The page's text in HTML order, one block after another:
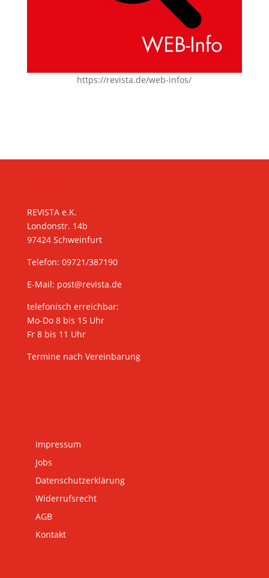
https://revista.de/web-infos/
REVISTA e.K.
Londonstr. 14b
97424 Schweinfurt
Telefon: 09721/387190
E-Mail: post@revista.de
telefonisch erreichbar:
Mo-Do 8 bis 15 Uhr
Fr 8 bis 11 Uhr
Termine nach Vereinbarung
Impressum
Jobs
Datenschutzerklärung
Widerrufsrecht
AGB
Kontakt